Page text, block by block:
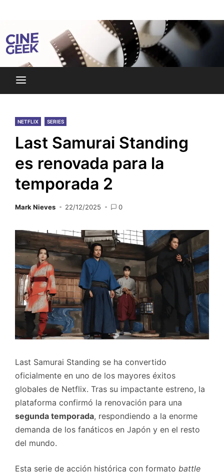
Cine Geek
NETFLIX SERIES
Last Samurai Standing
es renovada para la
temporada 2
Mark Nieves 22/12/2025 0
Last Samurai Standing se ha convertido
oficialmente en uno de los mayores éxitos
globales de Netflix. Tras su impactante estreno, la
plataforma confirmó la renovación para una
segunda temporada, respondiendo a la enorme
demanda de los fanáticos en Japón y en el resto
del mundo.
Esta serie de acción histórica con formato battle